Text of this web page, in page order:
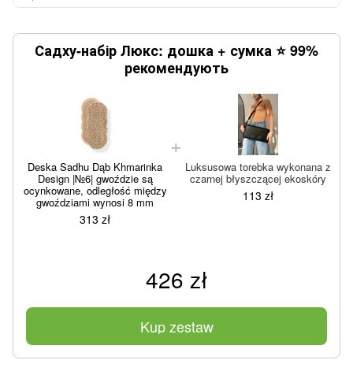
Садху-набір Люкс: дошка + сумка ⭐ 99%
рекомендують
Deska Sadhu Dąb Khmarinka
Design |№6| gwoździe są
ocynkowane, odległość między
gwoździami wynosi 8 mm
313 zł
Luksusowa torebka wykonana z
czarnej błyszczącej ekoskóry
113 zł
426 zł
Kup zestaw